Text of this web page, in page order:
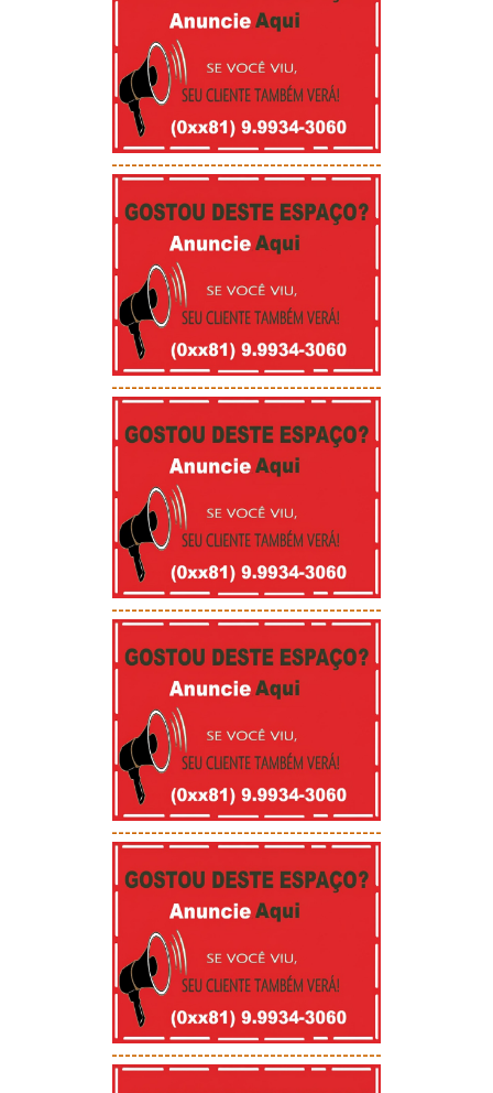
-----------------------------------------
-----------------------------------------
-----------------------------------------
-----------------------------------------
-----------------------------------------